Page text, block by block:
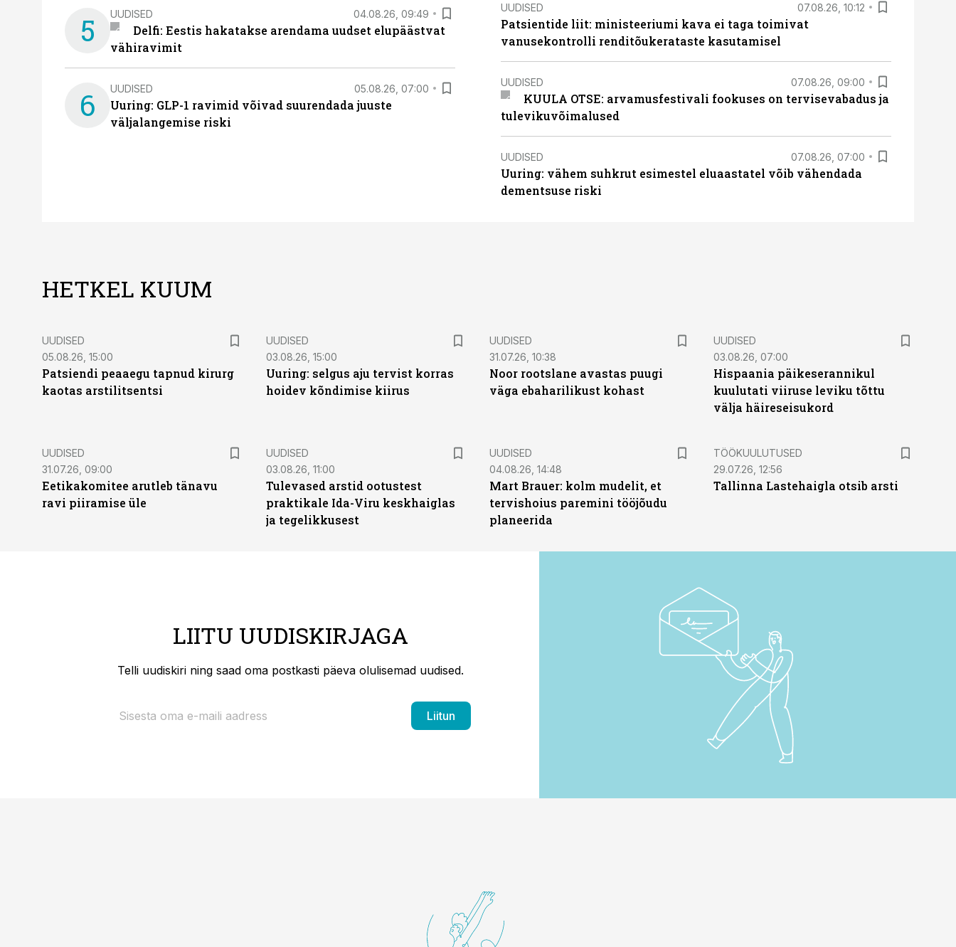
5 UUDISED 04.08.26, 09:49
Delfi: Eestis hakatakse arendama uudset elupäästvat
vähiravimit
6 UUDISED 05.08.26, 07:00
Uuring: GLP-1 ravimid võivad suurendada juuste
väljalangemise riski
UUDISED 07.08.26, 10:12
Patsientide liit: ministeeriumi kava ei taga toimivat
vanusekontrolli renditõukerataste kasutamisel
UUDISED 07.08.26, 09:00
KUULA OTSE: arvamusfestivali fookuses on tervisevabadus ja
tulevikuvõimalused
UUDISED 07.08.26, 07:00
Uuring: vähem suhkrut esimestel eluaastatel võib vähendada
dementsuse riski
HETKEL KUUM
UUDISED
05.08.26, 15:00
Patsiendi peaaegu tapnud kirurg
kaotas arstilitsentsi
UUDISED
03.08.26, 15:00
Uuring: selgus aju tervist korras
hoidev kõndimise kiirus
UUDISED
31.07.26, 10:38
Noor rootslane avastas puugi
väga ebaharilikust kohast
UUDISED
03.08.26, 07:00
Hispaania päikeserannikul
kuulutati viiruse leviku tõttu
välja häireseisukord
UUDISED
31.07.26, 09:00
Eetikakomitee arutleb tänavu
ravi piiramise üle
UUDISED
03.08.26, 11:00
Tulevased arstid ootustest
praktikale Ida-Viru keskhaiglas
ja tegelikkusest
UUDISED
04.08.26, 14:48
Mart Brauer: kolm mudelit, et
tervishoius paremini tööjõudu
planeerida
ST
TÖÖKUULUTUSED
29.07.26, 12:56
Tallinna Lastehaigla otsib arsti
LIITU UUDISKIRJAGA
Telli uudiskiri ning saad oma postkasti päeva olulisemad uudised.
Liitun